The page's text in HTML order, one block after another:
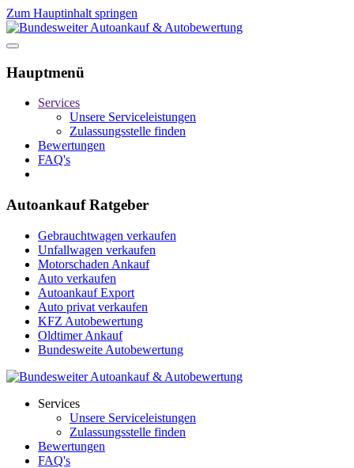
Zum Hauptinhalt springen
Hauptmenü
Services
Unsere Serviceleistungen
Zulassungsstelle finden
Bewertungen
FAQ's
Autoankauf Ratgeber
Gebrauchtwagen verkaufen
Unfallwagen verkaufen
Motorschaden Ankauf
Auto verkaufen
Autoankauf Export
Auto privat verkaufen
KFZ Autobewertung
Oldtimer Ankauf
Bundesweite Autobewertung
Services
Unsere Serviceleistungen
Zulassungsstelle finden
Bewertungen
FAQ's